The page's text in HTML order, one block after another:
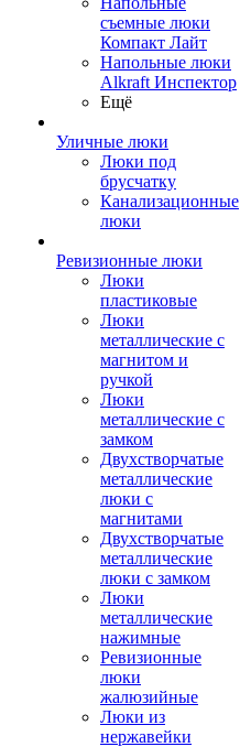
съемные люки
Компакт Лайт
Напольные люки
Alkraft Инспектор
Ещё
Уличные люки
Люки под
брусчатку
Канализационные
люки
Ревизионные люки
Люки
пластиковые
Люки
металлические с
магнитом и
ручкой
Люки
металлические с
замком
Двухстворчатые
металлические
люки с
магнитами
Двухстворчатые
металлические
люки с замком
Люки
металлические
нажимные
Ревизионные
люки
жалюзийные
Люки из
нержавейки